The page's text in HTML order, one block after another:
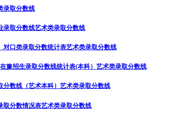
录取分数线
录取分数线艺术类录取分数线
对口类录取分数统计表艺术类录取分数线
豫招生录取分数线统计表(本科） 艺术类录取分数线
数线（艺术本科） 艺术类录取分数线
取分数情况表艺术类录取分数线